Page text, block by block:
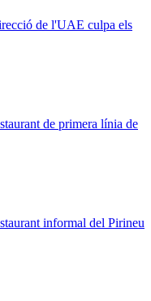
de l'UAE culpa els
de primera línia de
informal del Pirineu